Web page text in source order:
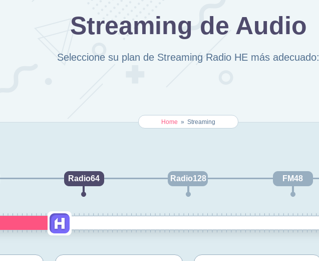
Streaming de Audio
Seleccione su plan de Streaming Radio HE más adecuado:
Home » Streaming
Radio64 Radio128 FM48